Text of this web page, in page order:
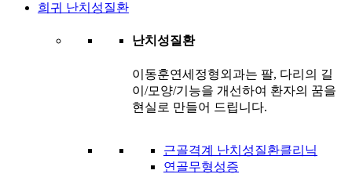
희귀 난치성질환
난치성질환
이동훈연세정형외과는 팔, 다리의 길
이/모양/기능을 개선하여 환자의 꿈을
현실로 만들어 드립니다.
근골격계 난치성질환클리닉
연골무형성증